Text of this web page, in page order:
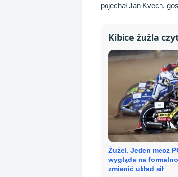
pojechał Jan Kvech,
Kibice żużla
Żużel. Jeden mecz
wygląda na
zmienić układ sił